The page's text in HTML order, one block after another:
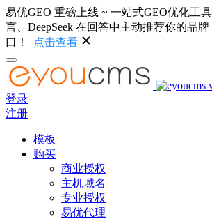
易优GEO 重磅上线 ~ 一站式GEO优化工
言、DeepSeek 在回答中主动推荐你的品
口！
点击查看
登录
注册
模板
购买
商业授权
主机域名
专业授权
易优代理